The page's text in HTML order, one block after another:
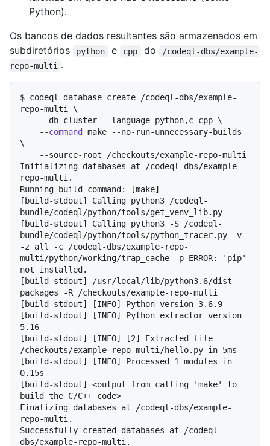
Python).
Os bancos de dados resultantes são armazenados em
subdiretórios
python e cpp do
/codeql-dbs/example-
repo-multi .
$ codeql database create /codeql-dbs/example-
repo-multi \
    --
command
make --no-run-unnecessary-builds
\
    --source-root /checkouts/example-repo-multi
Initializing databases at /codeql-dbs/example-
repo-multi.
Running build command: [make]
[build-stdout] Calling python3 /codeql-
bundle/codeql/python/tools/get_venv_lib.py
[build-stdout] Calling python3 -S /codeql-
bundle/codeql/python/tools/python_tracer.py -v
-z all -c /codeql-dbs/example-repo-
multi/python/working/trap_cache -p ERROR: 'pip'
not installed.
[build-stdout] /usr/local/lib/python3.6/dist-
packages -R /checkouts/example-repo-multi
[build-stdout] [INFO] Python version 3.6.9
[build-stdout] [INFO] Python extractor version
5.16
[build-stdout] [INFO] [2] Extracted file
/checkouts/example-repo-multi/hello.py in 5ms
[build-stdout] [INFO] Processed 1 modules in
0.15s
[build-stdout] <output from calling 'make' to
build the C/C++ code>
Finalizing databases at /codeql-dbs/example-
repo-multi.
Successfully created databases at /codeql-